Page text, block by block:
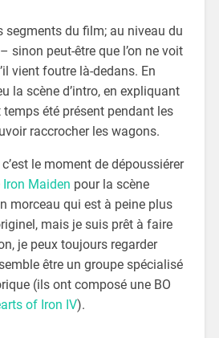
segments du film; au niveau du
sinon peut-être que l’on ne voit
vient foutre là-dedans. En
la scène d’intro, en expliquant
temps été présent pendant les
raccrocher les wagons.
le moment de dépoussiérer
Iron Maiden pour la scène
morceau qui est à peine plus
mais je suis prêt à faire
je peux toujours regarder
être un groupe spécialisé
(ils ont composé une BO
of Iron IV).